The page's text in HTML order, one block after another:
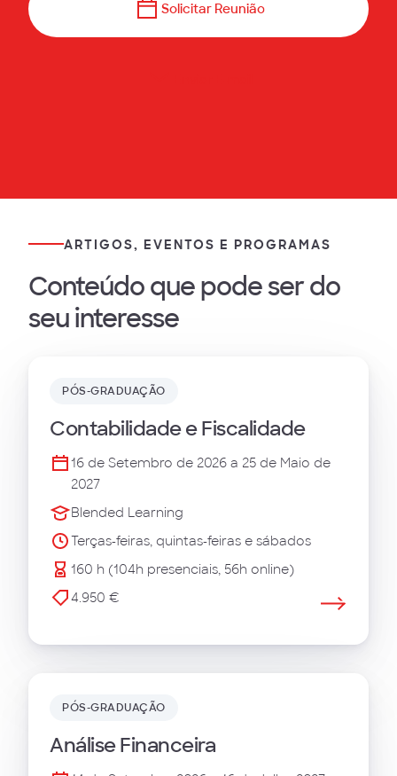
Solicitar Reunião
ARTIGOS, EVENTOS E PROGRAMAS
Conteúdo que pode ser do
seu interesse
PÓS-GRADUAÇÃO
Contabilidade e Fiscalidade
16 de Setembro de 2026 a 25 de Maio de
2027
Blended Learning
Terças-feiras, quintas-feiras e sábados
160 h (104h presenciais, 56h online)
4.950 €
PÓS-GRADUAÇÃO
Análise Financeira